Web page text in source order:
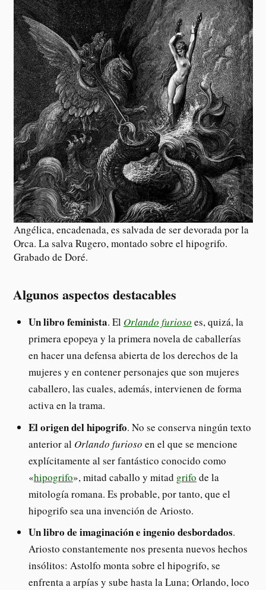
Angélica, encadenada, es salvada de ser devorada por la
Orca. La salva Rugero, montado sobre el hipogrifo.
Grabado de Doré.
Algunos aspectos destacables
Un libro feminista. El Orlando furioso es, quizá, la
primera epopeya y la primera novela de caballerías
en hacer una defensa abierta de los derechos de la
mujeres y en contener personajes que son mujeres
caballero, las cuales, además, intervienen de forma
activa en la trama.
El origen del hipogrifo. No se conserva ningún texto
anterior al Orlando furioso en el que se mencione
explícitamente al ser fantástico conocido como
«hipogrifo», mitad caballo y mitad grifo de la
mitología romana. Es probable, por tanto, que el
hipogrifo sea una invención de Ariosto.
Un libro de imaginación e ingenio desbordados.
Ariosto constantemente nos presenta nuevos hechos
insólitos: Astolfo monta sobre el hipogrifo, se
enfrenta a arpías y sube hasta la Luna; Orlando, loco